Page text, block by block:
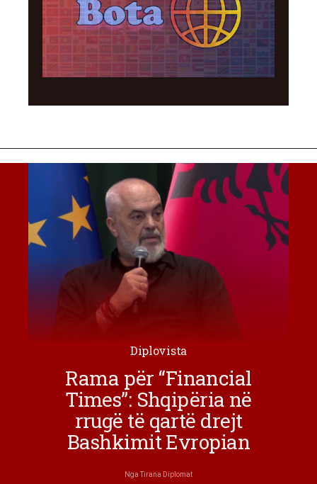
Diplovista
Rama për “Financial
Times”: Shqipëria në
rrugë të qartë drejt
Bashkimit Evropian
NgaTirana Diplomat